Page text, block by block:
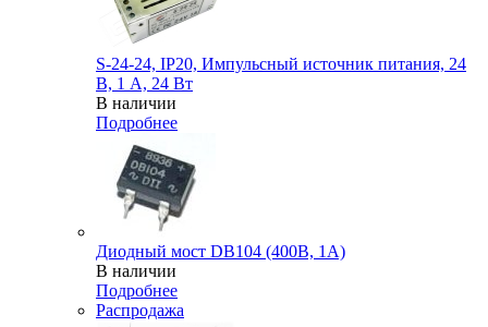
S-24-24, IP20, Импульсный источник питания, 24
В, 1 А, 24 Вт
В наличии
Подробнее
Диодный мост DB104 (400В, 1А)
В наличии
Подробнее
Распродажа